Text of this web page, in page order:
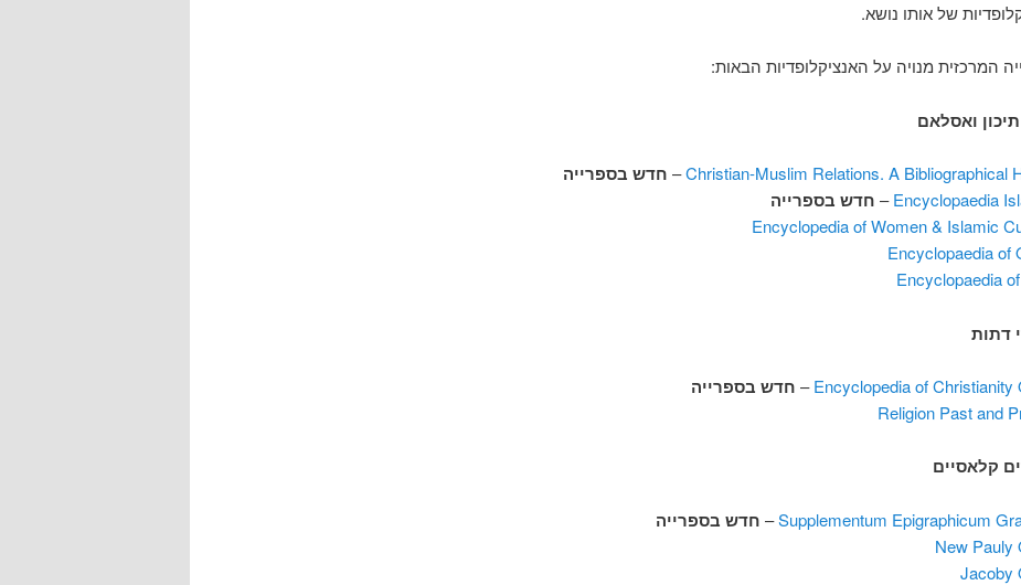
של אותו נושא.
המרכזית מנויה על האנציקלופדיות הבאות:
ואסלאם
Christian-Muslim Relations. A Bibliographical
– חדש בספרייה
Encyclopaedia
– חדש בספרייה
Encyclopedia of Women & Islamic
Encyclopaedia of
Encyclopaedia
דתות
Encyclopedia of Christianity
–חדש בספרייה
Religion Past and
קלאסיים
Supplementum Epigraphicum
– חדש בספרייה
New Pauly
Jacoby